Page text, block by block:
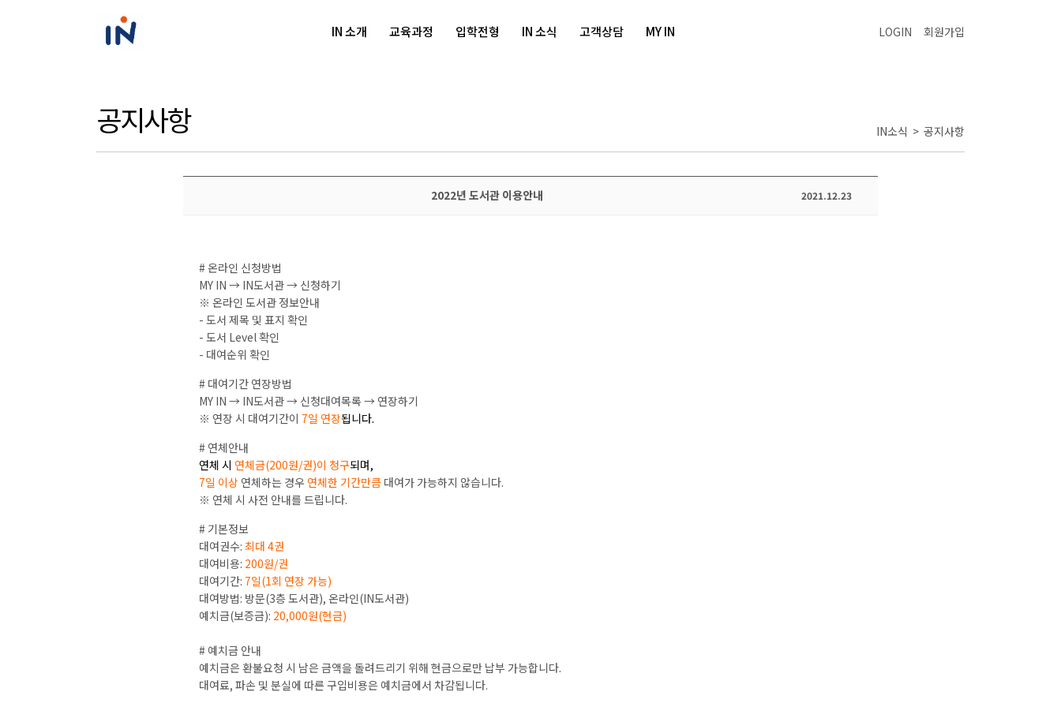
IN 소개 교육과정 입학전형 IN 소식 고객상담 MY IN LOGIN 회원가입
공지사항 IN소식 > 공지사항
2022년 도서관 이용안내 2021.12.23
# 온라인 신청방법
MY IN → IN도서관 → 신청하기
※ 온라인 도서관 정보안내
- 도서 제목 및 표지 확인
- 도서 Level 확인
- 대여순위 확인
# 대여기간 연장방법
MY IN → IN도서관 → 신청대여목록 → 연장하기
※ 연장 시 대여기간이 7일 연장됩니다.
# 연체안내
연체 시 연체금(200원/권)이 청구되며,
7일 이상 연체하는 경우 연체한 기간만큼 대여가 가능하지 않습니다.
※ 연체 시 사전 안내를 드립니다.
# 기본정보
대여권수: 최대 4권
대여비용: 200원/권
대여기간: 7일(1회 연장 가능)
대여방법: 방문(3층 도서관), 온라인(IN도서관)
예치금(보증금): 20,000원(현금)
# 예치금 안내
예치금은 환불요청 시 남은 금액을 돌려드리기 위해 현금으로만 납부 가능합니다.
대여료, 파손 및 분실에 따른 구입비용은 예치금에서 차감됩니다.